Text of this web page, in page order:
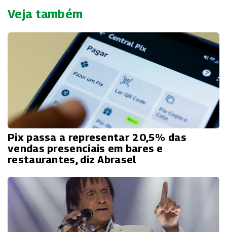
Veja também
Pix passa a representar 20,5% das
vendas presenciais em bares e
restaurantes, diz Abrasel